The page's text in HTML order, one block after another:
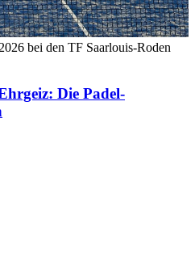
bei den TF Saarlouis-Roden
Die Padel-